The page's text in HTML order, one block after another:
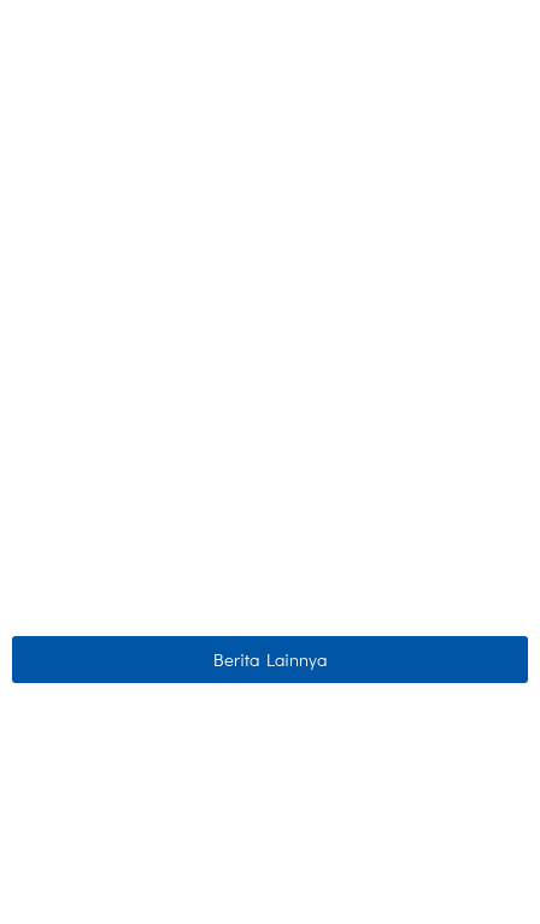
Berita Lainnya